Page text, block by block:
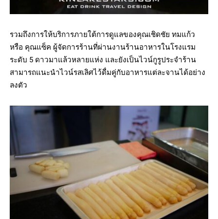
รวมถึงการให้บริการภายใต้การดูแลของคุณเชิดชัย ทมแก้ว
หรือ คุณแซ็ค ผู้จัดการร้านที่ผ่านงานร้านอาหารในโรงแรม
ระดับ 5 ดาวมาแล้วหลายแห่ง และยังเป็นไวน์กูรูประจำร้าน
สามารถแนะนำไวน์รสเลิศไว้ดื่มคู่กับอาหารแต่ละจานได้อย่าง
ลงตัว